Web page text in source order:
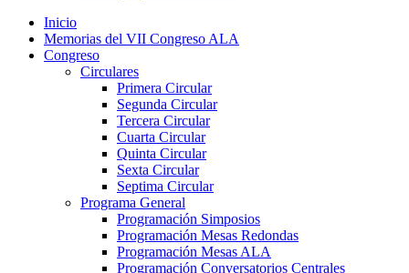
Inicio
Memorias del VII Congreso ALA
Congreso
Circulares
Primera Circular
Segunda Circular
Tercera Circular
Cuarta Circular
Quinta Circular
Sexta Circular
Septima Circular
Programa General
Programación Simposios
Programación Mesas Redondas
Programación Mesas ALA
Programación Conversatorios Centrales